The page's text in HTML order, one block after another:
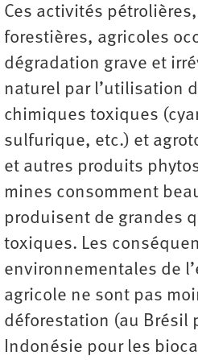
Ces activités
forestières, agricoles
dégradation grave et
naturel par l’utilisation
chimiques toxiques
sulfurique, etc.) et
et autres produits
mines consomment
produisent de grandes
toxiques. Les
environnementales de
agricole ne sont pas
déforestation (au Brésil
Indonésie pour les